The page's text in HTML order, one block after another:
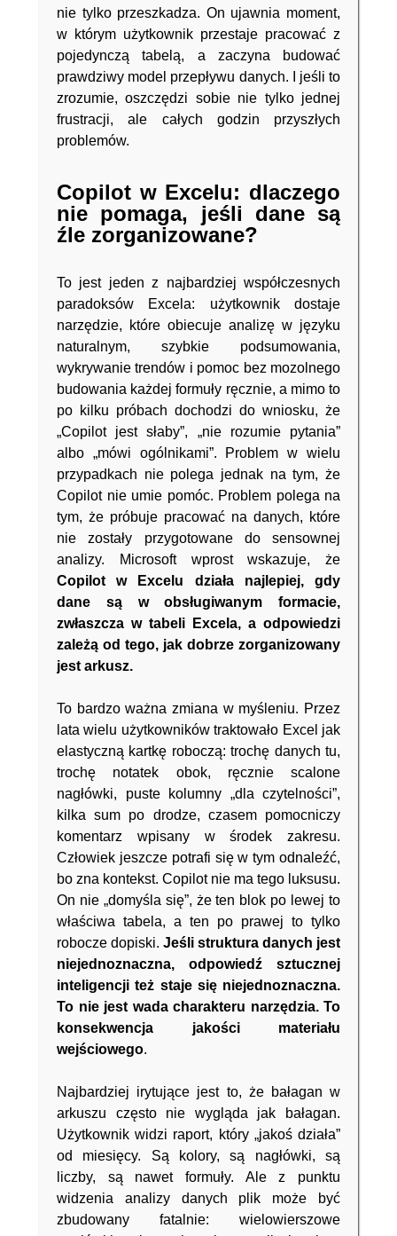
nie tylko przeszkadza. On ujawnia moment,
w którym użytkownik przestaje pracować z
pojedynczą tabelą, a zaczyna budować
prawdziwy model przepływu danych. I jeśli to
zrozumie, oszczędzi sobie nie tylko jednej
frustracji, ale całych godzin przyszłych
problemów.
Copilot w Excelu: dlaczego
nie pomaga, jeśli dane są
źle zorganizowane?
To jest jeden z najbardziej współczesnych
paradoksów Excela: użytkownik dostaje
narzędzie, które obiecuje analizę w języku
naturalnym, szybkie podsumowania,
wykrywanie trendów i pomoc bez mozolnego
budowania każdej formuły ręcznie, a mimo to
po kilku próbach dochodzi do wniosku, że
„Copilot jest słaby”, „nie rozumie pytania”
albo „mówi ogólnikami”. Problem w wielu
przypadkach nie polega jednak na tym, że
Copilot nie umie pomóc. Problem polega na
tym, że próbuje pracować na danych, które
nie zostały przygotowane do sensownej
analizy. Microsoft wprost wskazuje, że
Copilot w Excelu działa najlepiej, gdy
dane są w obsługiwanym formacie,
zwłaszcza w tabeli Excela, a odpowiedzi
zależą od tego, jak dobrze zorganizowany
jest arkusz.
To bardzo ważna zmiana w myśleniu. Przez
lata wielu użytkowników traktowało Excel jak
elastyczną kartkę roboczą: trochę danych tu,
trochę notatek obok, ręcznie scalone
nagłówki, puste kolumny „dla czytelności”,
kilka sum po drodze, czasem pomocniczy
komentarz wpisany w środek zakresu.
Człowiek jeszcze potrafi się w tym odnaleźć,
bo zna kontekst. Copilot nie ma tego luksusu.
On nie „domyśla się”, że ten blok po lewej to
właściwa tabela, a ten po prawej to tylko
robocze dopiski. Jeśli struktura danych jest
niejednoznaczna, odpowiedź sztucznej
inteligencji też staje się niejednoznaczna.
To nie jest wada charakteru narzędzia. To
konsekwencja jakości materiału
wejściowego.
Najbardziej irytujące jest to, że bałagan w
arkuszu często nie wygląda jak bałagan.
Użytkownik widzi raport, który „jakoś działa”
od miesięcy. Są kolory, są nagłówki, są
liczby, są nawet formuły. Ale z punktu
widzenia analizy danych plik może być
zbudowany fatalnie: wielowierszowe